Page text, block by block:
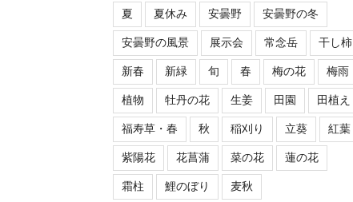
夏 夏休み 安曇野 安曇野の冬
安曇野の風景 展示会 常念岳 干し柿
新春 新緑 旬 春 梅の花 梅雨
植物 牡丹の花 生姜 田園 田植え
福寿草・春 秋 稲刈り 立葵 紅葉
紫陽花 花菖蒲 菜の花 蓮の花
霜柱 鯉のぼり 麦秋